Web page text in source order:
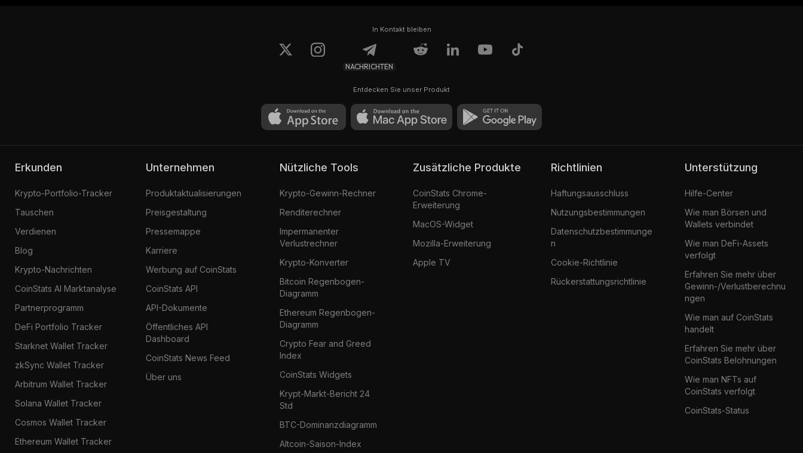
In Kontakt bleiben
NACHRICHTEN
Entdecken Sie unser Produkt
Erkunden
Krypto-Portfolio-Tracker
Tauschen
Verdienen
Blog
Krypto-Nachrichten
CoinStats AI Marktanalyse
Partnerprogramm
DeFi Portfolio Tracker
Starknet Wallet Tracker
zkSync Wallet Tracker
Arbitrum Wallet Tracker
Solana Wallet Tracker
Cosmos Wallet Tracker
Ethereum Wallet Tracker
Unternehmen
Produktaktualisierungen
Preisgestaltung
Pressemappe
Karriere
Werbung auf CoinStats
CoinStats API
API-Dokumente
Öffentliches API
Dashboard
CoinStats News Feed
Über uns
Nützliche Tools
Krypto-Gewinn-Rechner
Renditerechner
Impermanenter
Verlustrechner
Krypto-Konverter
Bitcoin Regenbogen-
Diagramm
Ethereum Regenbogen-
Diagramm
Crypto Fear and Greed
Index
CoinStats Widgets
Krypt-Markt-Bericht 24
Std
BTC-Dominanzdiagramm
Altcoin-Saison-Index
Zusätzliche Produkte
CoinStats Chrome-
Erweiterung
MacOS-Widget
Mozilla-Erweiterung
Apple TV
Richtlinien
Haftungsausschluss
Nutzungsbestimmungen
Datenschutzbestimmunge
n
Cookie-Richtlinie
Rückerstattungsrichtlinie
Unterstützung
Hilfe-Center
Wie man Börsen und
Wallets verbindet
Wie man DeFi-Assets
verfolgt
Erfahren Sie mehr über
Gewinn-/Verlustberechnu
ngen
Wie man auf CoinStats
handelt
Erfahren Sie mehr über
CoinStats Belohnungen
Wie man NFTs auf
CoinStats verfolgt
CoinStats-Status